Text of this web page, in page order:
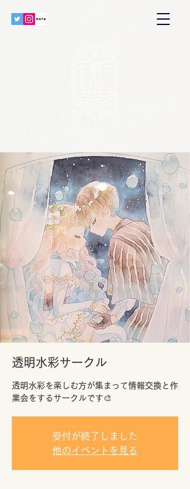
透明水彩サークル
透明水彩を楽しむ方が集まって情報交換と作
業会をするサークルです🎨
受付が終了しました
他のイベントを見る